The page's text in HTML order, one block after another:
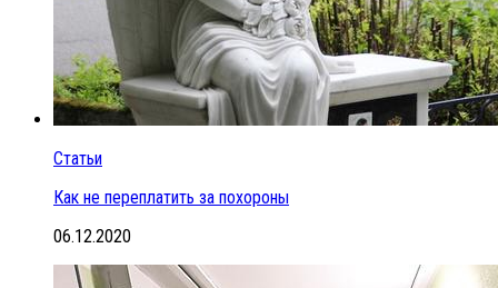
Статьи
Как не переплатить за похороны
06.12.2020